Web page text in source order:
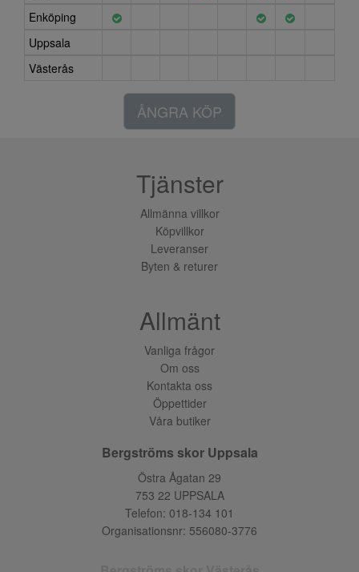
Enköping
Uppsala
Västerås
ÅNGRA KÖP
Tjänster
Allmänna villkor
Köpvillkor
Leveranser
Byten & returer
Allmänt
Vanliga frågor
Om oss
Kontakta oss
Öppettider
Våra butiker
Bergströms skor Uppsala
Östra Ågatan 29
753 22 UPPSALA
Telefon: 018-134 101
Organisationsnr: 556080-3776